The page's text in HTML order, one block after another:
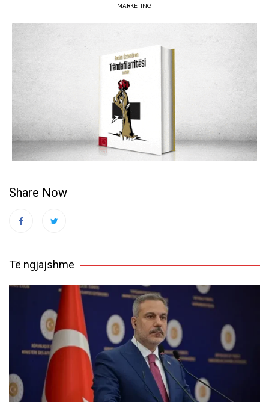
MARKETING
Share Now
Të ngjajshme